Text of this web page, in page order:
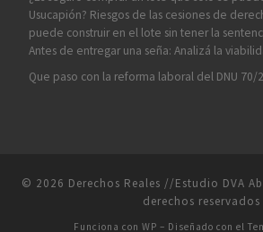
Usucapión? Riesgos de las cesiones de
puede construir en el lote sin tener la
Antes de entregar una seña: Analizá la
Que paso con la reforma laboral del DNU 70/
© 2026 Derechos Reales //Estudio DVA
derechos reservados
Funciona con WP – Diseñado con el